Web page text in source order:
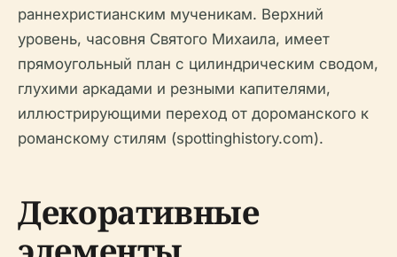
раннехристианским мученикам. Верхний
уровень, часовня Святого Михаила, имеет
прямоугольный план с цилиндрическим сводом,
глухими аркадами и резными капителями,
иллюстрирующими переход от дороманского к
романскому стилям (spottinghistory.com).
Декоративные